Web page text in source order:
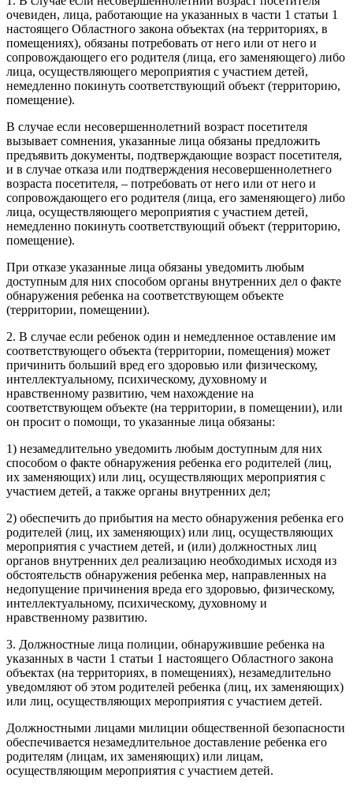
очевиден, лица, работающие на указанных в части 1 статьи 1
настоящего Областного закона объектах (на территориях, в
помещениях), обязаны потребовать от него или от него и
сопровождающего его родителя (лица, его заменяющего) либо
лица, осуществляющего мероприятия с участием детей,
немедленно покинуть соответствующий объект (территорию,
помещение).
В случае если несовершеннолетний возраст посетителя
вызывает сомнения, указанные лица обязаны предложить
предъявить документы, подтверждающие возраст посетителя,
и в случае отказа или подтверждения несовершеннолетнего
возраста посетителя, – потребовать от него или от него и
сопровождающего его родителя (лица, его заменяющего) либо
лица, осуществляющего мероприятия с участием детей,
немедленно покинуть соответствующий объект (территорию,
помещение).
При отказе указанные лица обязаны уведомить любым
доступным для них способом органы внутренних дел о факте
обнаружения ребенка на соответствующем объекте
(территории, помещении).
2. В случае если ребенок один и немедленное оставление им
соответствующего объекта (территории, помещения) может
причинить больший вред его здоровью или физическому,
интеллектуальному, психическому, духовному и
нравственному развитию, чем нахождение на
соответствующем объекте (на территории, в помещении), или
он просит о помощи, то указанные лица обязаны:
1) незамедлительно уведомить любым доступным для них
способом о факте обнаружения ребенка его родителей (лиц,
их заменяющих) или лиц, осуществляющих мероприятия с
участием детей, а также органы внутренних дел;
2) обеспечить до прибытия на место обнаружения ребенка его
родителей (лиц, их заменяющих) или лиц, осуществляющих
мероприятия с участием детей, и (или) должностных лиц
органов внутренних дел реализацию необходимых исходя из
обстоятельств обнаружения ребенка мер, направленных на
недопущение причинения вреда его здоровью, физическому,
интеллектуальному, психическому, духовному и
нравственному развитию.
3. Должностные лица полиции, обнаружившие ребенка на
указанных в части 1 статьи 1 настоящего Областного закона
объектах (на территориях, в помещениях), незамедлительно
уведомляют об этом родителей ребенка (лиц, их заменяющих)
или лиц, осуществляющих мероприятия с участием детей.
Должностными лицами милиции общественной безопасности
обеспечивается незамедлительное доставление ребенка его
родителям (лицам, их заменяющих) или лицам,
осуществляющим мероприятия с участием детей.